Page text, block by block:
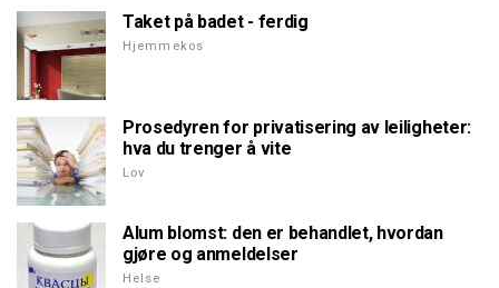
Taket på badet - ferdig
Hjemmekos
Prosedyren for privatisering av leiligheter:
hva du trenger å vite
Lov
Alum blomst: den er behandlet, hvordan
gjøre og anmeldelser
Helse